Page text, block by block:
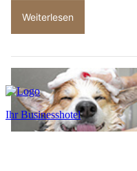
Weiterlesen